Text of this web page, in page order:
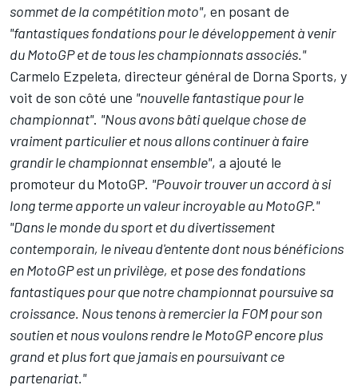
sommet de la compétition moto", en posant de
"fantastiques fondations pour le développement à venir
du MotoGP et de tous les championnats associés."
Carmelo Ezpeleta, directeur général de Dorna Sports, y
voit de son côté une "nouvelle fantastique pour le
championnat". "Nous avons bâti quelque chose de
vraiment particulier et nous allons continuer à faire
grandir le championnat ensemble", a ajouté le
promoteur du MotoGP. "Pouvoir trouver un accord à si
long terme apporte un valeur incroyable au MotoGP."
"Dans le monde du sport et du divertissement
contemporain, le niveau d'entente dont nous bénéficions
en MotoGP est un privilège, et pose des fondations
fantastiques pour que notre championnat poursuive sa
croissance. Nous tenons à remercier la FOM pour son
soutien et nous voulons rendre le MotoGP encore plus
grand et plus fort que jamais en poursuivant ce
partenariat."